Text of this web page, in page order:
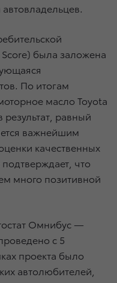
была заложена
По итогам
масло Toyota
равный
важнейшим
качественных
подтверждает, что
много позитивной
Омнибус —
с 5
проекта было
автолюбителей,